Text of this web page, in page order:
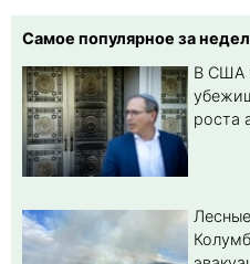
Самое популярное за
В США
роста